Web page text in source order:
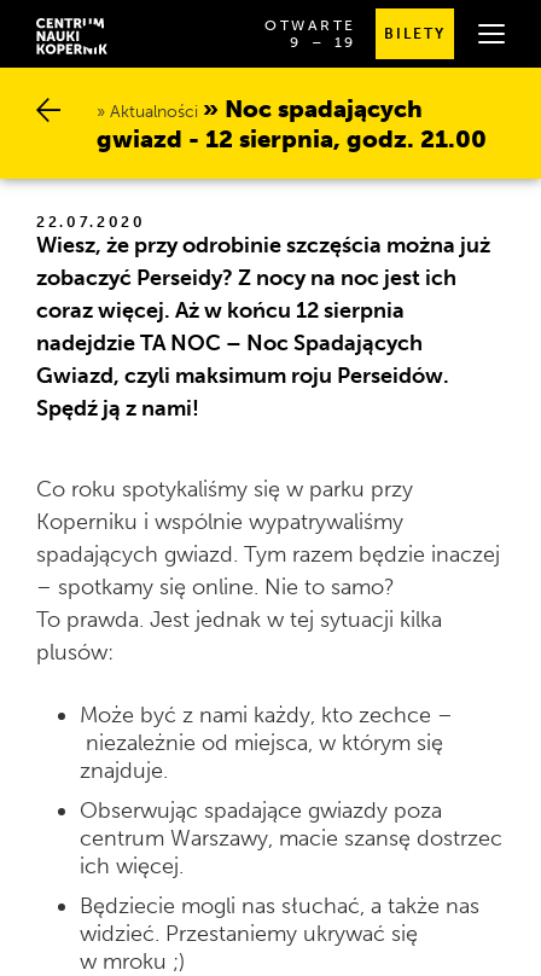
OTWARTE
OD
GODZINY
19:00
9 ⁠–⁠ 19
SPRAWDŹ
SZCZEGÓŁOWE
BILETY
Aktualności
Noc spadających g
wiazd - 12 sierpnia, godz. 21.00
22.07.2020
Wiesz, że przy odrobinie szczęścia można już
zobaczyć Perseidy? Z nocy na noc jest ich
coraz więcej. Aż w końcu 12 sierpnia
nadejdzie TA NOC – Noc Spadających
Gwiazd, czyli maksimum roju Perseidów.
Spędź ją z nami!
Co roku spotykaliśmy się w parku przy
Koperniku i wspólnie wypatrywaliśmy
spadających gwiazd. Tym razem będzie inaczej
– spotkamy się online. Nie to samo?
To prawda. Jest jednak w tej sytuacji kilka
plusów:
Może być z nami każdy, kto zechce –
niezależnie od miejsca, w którym się
znajduje.
Obserwując spadające gwiazdy poza
centrum Warszawy, macie szansę dostrzec
ich więcej.
Będziecie mogli nas słuchać, a także nas
widzieć. Przestaniemy ukrywać się
w mroku ;)